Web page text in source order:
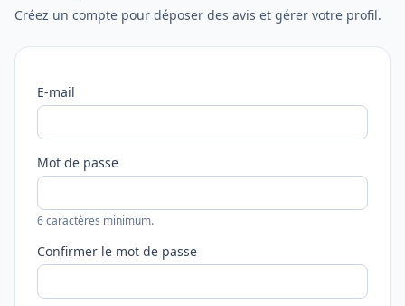
Créez un compte pour déposer des avis et gérer votre profil.
E-mail
Mot de passe
6 caractères minimum.
Confirmer le mot de passe